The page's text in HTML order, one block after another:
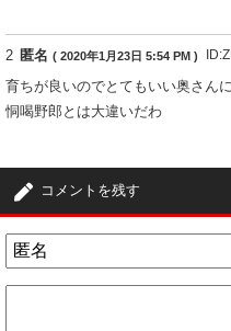
2 匿名 ( 2020年1月23日 5:54 PM )
育ちが良いのでとてもいい奥さん
恫喝野郎とは大違いだわ
コメントを残す